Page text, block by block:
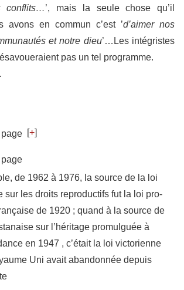
conflits…’, mais la seule chose qu’il
avons en commun c’est ’d’aimer nos
et notre dieu’…Les intégristes
pas un tel programme.
[+]
de 1962 à 1976, la source de la loi
sur les droits reproductifs fut la loi pro-
de 1920 ; quand à la source de
sur l’héritage promulguée à
en 1947 , c’était la loi victorienne
Uni avait abandonnée depuis